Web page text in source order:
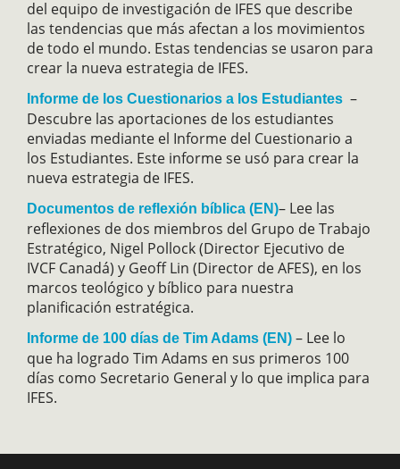
del equipo de investigación de IFES que describe
las tendencias que más afectan a los movimientos
de todo el mundo. Estas tendencias se usaron para
crear la nueva estrategia de IFES.
Informe de los Cuestionarios a los Estudiantes –
Descubre las aportaciones de los estudiantes
enviadas mediante el Informe del Cuestionario a
los Estudiantes. Este informe se usó para crear la
nueva estrategia de IFES.
Documentos de reflexión bíblica (EN)– Lee las
reflexiones de dos miembros del Grupo de Trabajo
Estratégico, Nigel Pollock (Director Ejecutivo de
IVCF Canadá) y Geoff Lin (Director de AFES), en los
marcos teológico y bíblico para nuestra
planificación estratégica.
Informe de 100 días de Tim Adams (EN) – Lee lo
que ha logrado Tim Adams en sus primeros 100
días como Secretario General y lo que implica para
IFES.